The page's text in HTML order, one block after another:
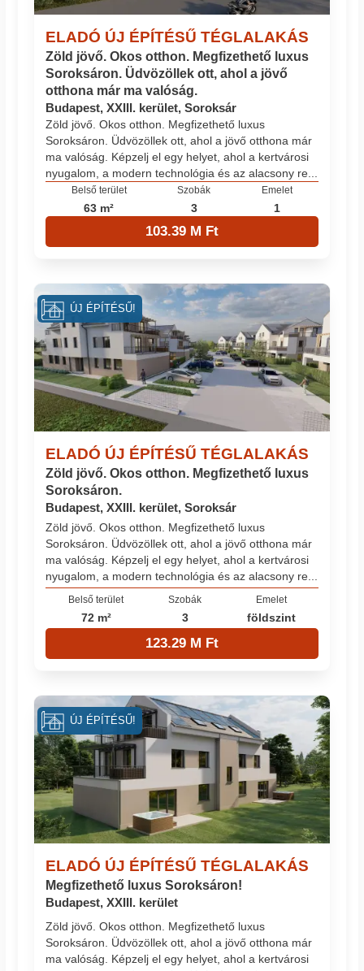
ELADÓ ÚJ ÉPÍTÉSŰ TÉGLALAKÁS
Zöld jövő. Okos otthon. Megfizethető luxus
Soroksáron. Üdvözöllek ott, ahol a jövő
otthona már ma valóság.
Budapest, XXIII. kerület, Soroksár
Zöld jövő. Okos otthon. Megfizethető luxus
Soroksáron. Üdvözöllek ott, ahol a jövő otthona már
ma valóság. Képzelj el egy helyet, ahol a kertvárosi
nyugalom, a modern technológia és az alacsony re...
Belső terület
63 m²
Szobák
3
Emelet
1
103.39 M Ft
ELADÓ ÚJ ÉPÍTÉSŰ TÉGLALAKÁS
Zöld jövő. Okos otthon. Megfizethető luxus
Soroksáron.
Budapest, XXIII. kerület, Soroksár
Zöld jövő. Okos otthon. Megfizethető luxus
Soroksáron. Üdvözöllek ott, ahol a jövő otthona már
ma valóság. Képzelj el egy helyet, ahol a kertvárosi
nyugalom, a modern technológia és az alacsony re...
Belső terület
72 m²
Szobák
3
Emelet
földszint
123.29 M Ft
ÚJ ÉPÍTÉSŰ!
ELADÓ ÚJ ÉPÍTÉSŰ TÉGLALAKÁS
Megfizethető luxus Soroksáron!
Budapest, XXIII. kerület
Zöld jövő. Okos otthon. Megfizethető luxus
Soroksáron. Üdvözöllek ott, ahol a jövő otthona már
ma valóság. Képzelj el egy helyet, ahol a kertvárosi
ÚJ ÉPÍTÉSŰ!